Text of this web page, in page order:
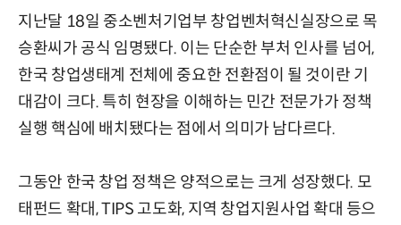
지난달 18일 중소벤처기업부 창업벤처혁신실장으로 목
승환씨가 공식 임명됐다. 이는 단순한 부처 인사를 넘어,
한국 창업생태계 전체에 중요한 전환점이 될 것이란 기
대감이 크다. 특히 현장을 이해하는 민간 전문가가 정책
실행 핵심에 배치됐다는 점에서 의미가 남다르다.
그동안 한국 창업 정책은 양적으로는 크게 성장했다. 모
태펀드 확대, TIPS 고도화, 지역 창업지원사업 확대 등으